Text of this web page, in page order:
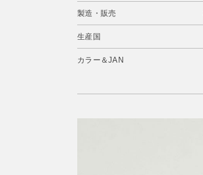
製造・販売
生産国
カラー＆JAN